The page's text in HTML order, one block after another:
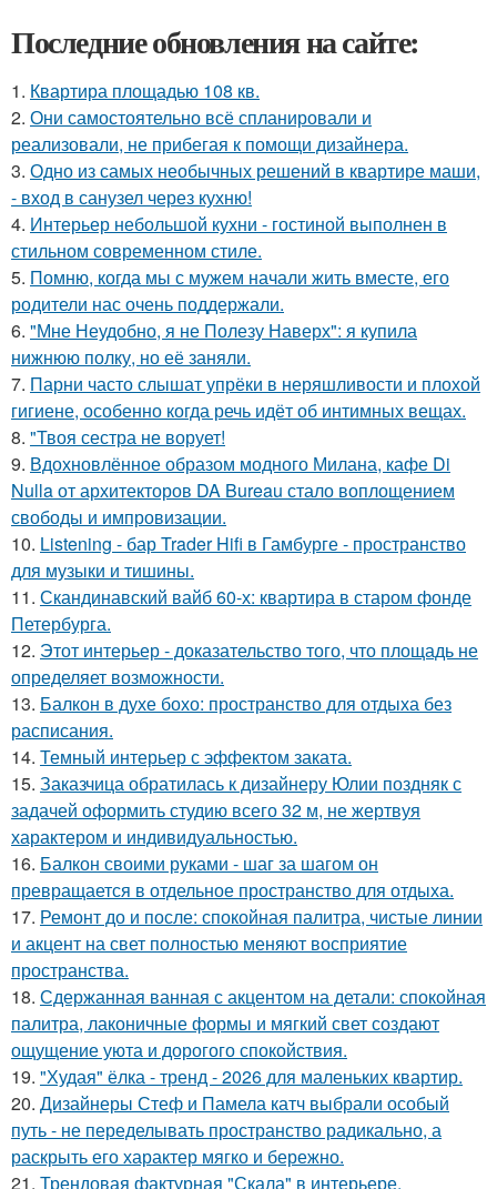
Последние обновления на сайте:
1. Квартира площадью 108 кв.
2. Они самостоятельно всё спланировали и
реализовали, не прибегая к помощи дизайнера.
3. Одно из самых необычных решений в квартире маши,
- вход в санузел через кухню!
4. Интерьер небольшой кухни - гостиной выполнен в
стильном современном стиле.
5. Помню, когда мы с мужем начали жить вместе, его
родители нас очень поддержали.
6. "Мне Неудобно, я не Полезу Наверх": я купила
нижнюю полку, но её заняли.
7. Парни часто слышат упрёки в неряшливости и плохой
гигиене, особенно когда речь идёт об интимных вещах.
8. "Твоя сестра не ворует!
9. Вдохновлённое образом модного Милана, кафе Di
Nulla от архитекторов DA Bureau стало воплощением
свободы и импровизации.
10. Listening - бар Trader Hifi в Гамбурге - пространство
для музыки и тишины.
11. Скандинавский вайб 60-х: квартира в старом фонде
Петербурга.
12. Этот интерьер - доказательство того, что площадь не
определяет возможности.
13. Балкон в духе бохо: пространство для отдыха без
расписания.
14. Темный интерьер с эффектом заката.
15. Заказчица обратилась к дизайнеру Юлии поздняк с
задачей оформить студию всего 32 м, не жертвуя
характером и индивидуальностью.
16. Балкон своими руками - шаг за шагом он
превращается в отдельное пространство для отдыха.
17. Ремонт до и после: спокойная палитра, чистые линии
и акцент на свет полностью меняют восприятие
пространства.
18. Сдержанная ванная с акцентом на детали: спокойная
палитра, лаконичные формы и мягкий свет создают
ощущение уюта и дорогого спокойствия.
19. "Худая" ёлка - тренд - 2026 для маленьких квартир.
20. Дизайнеры Стеф и Памела катч выбрали особый
путь - не переделывать пространство радикально, а
раскрыть его характер мягко и бережно.
21. Трендовая фактурная "Скала" в интерьере.